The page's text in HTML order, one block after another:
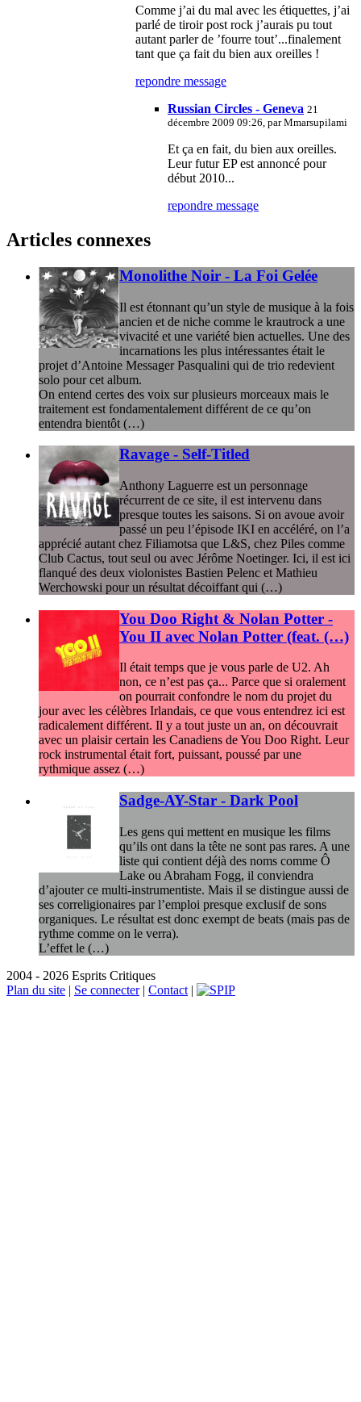
Comme j’ai du mal avec les étiquettes, j’ai
parlé de tiroir post rock j’aurais pu tout
autant parler de ’fourre tout’...finalement
tant que ça fait du bien aux oreilles !
repondre message
Russian Circles - Geneva 21
décembre 2009 09:26, parMmarsupilami
Et ça en fait, du bien aux oreilles.
Leur futur EP est annoncé pour
début 2010...
repondre message
Articles connexes
Monolithe Noir - La Foi Gelée
Il est étonnant qu’un style de musique à la fois
ancien et de niche comme le krautrock a une
vivacité et une variété bien actuelles. Une des
incarnations les plus intéressantes était le
projet d’Antoine Messager Pasqualini qui de trio redevient
solo pour cet album.
On entend certes des voix sur plusieurs morceaux mais le
traitement est fondamentalement différent de ce qu’on
entendra bientôt (…)
Ravage - Self-Titled
Anthony Laguerre est un personnage
récurrent de ce site, il est intervenu dans
presque toutes les saisons. Si on avoue avoir
passé un peu l’épisode IKI en accéléré, on l’a
apprécié autant chez Filiamotsa que L&S, chez Piles comme
Club Cactus, tout seul ou avec Jérôme Noetinger. Ici, il est ici
flanqué des deux violonistes Bastien Pelenc et Mathieu
Werchowski pour un résultat décoiffant qui (…)
You Doo Right & Nolan Potter -
You II avec Nolan Potter (feat. (…)
Il était temps que je vous parle de U2. Ah
non, ce n’est pas ça... Parce que si oralement
on pourrait confondre le nom du projet du
jour avec les célèbres Irlandais, ce que vous entendrez ici est
radicalement différent. Il y a tout juste un an, on découvrait
avec un plaisir certain les Canadiens de You Doo Right. Leur
rock instrumental était fort, puissant, poussé par une
rythmique assez (…)
Sadge-AY-Star - Dark Pool
Les gens qui mettent en musique les films
qu’ils ont dans la tête ne sont pas rares. A une
liste qui contient déjà des noms comme Ô
Lake ou Abraham Fogg, il conviendra
d’ajouter ce multi-instrumentiste. Mais il se distingue aussi de
ses correligionaires par l’emploi presque exclusif de sons
organiques. Le résultat est donc exempt de beats (mais pas de
rythme comme on le verra).
L’effet le (…)
2004 - 2026 Esprits Critiques
Plan du site | Se connecter| Contact |